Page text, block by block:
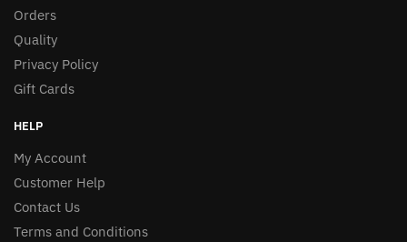
Orders
Quality
Privacy Policy
Gift Cards
HELP
My Account
Customer Help
Contact Us
Terms and Conditions